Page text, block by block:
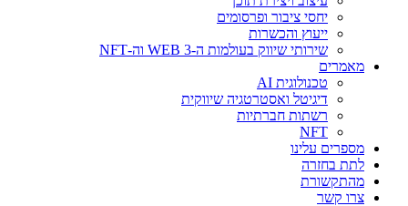
יחסי ציבור ופרסומים
ייעוץ והכשרות
שירותי שיווק בעולמות ה-WEB 3 וה-NFT
מאמרים
טכנולוגית AI
דיגיטל ואסטרטגיה שיווקית
רשתות חברתיות
NFT
מספרים עלינו
לתת בחזרה
מהתקשורת
צרו קשר